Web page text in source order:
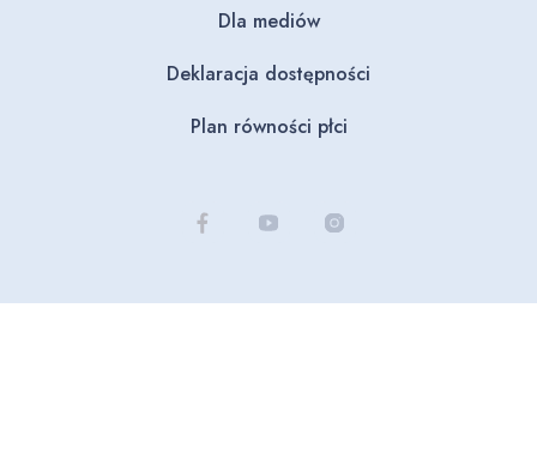
Dla mediów
Deklaracja dostępności
Plan równości płci